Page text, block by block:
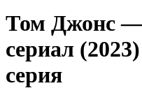
Том Джонс
сериал
серия